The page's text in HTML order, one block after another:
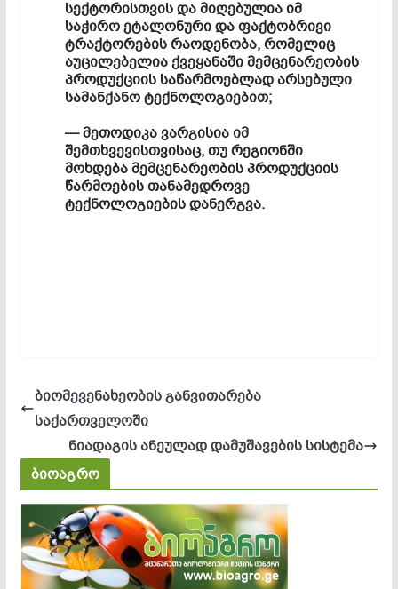
სექტორისთვის და მიღებულია იმ
საჭირო ეტალონური და ფაქტობრივი
ტრაქტორების რაოდენობა, რომელიც
აუცილებელია ქვეყანაში მემცენარეობის
პროდუქციის საწარმოებლად არსებული
სამანქანო ტექნოლოგიებით;
— მეთოდიკა ვარგისია იმ
შემთხვევისთვისაც, თუ რეგიონში
მოხდება მემცენარეობის პროდუქციის
წარმოების თანამედროვე
ტექნოლოგიების დანერგვა.
ბიომევენახეობის განვითარება
საქართველოში
ნიადაგის ანეულად დამუშავების სისტემა
ბიოაგრო